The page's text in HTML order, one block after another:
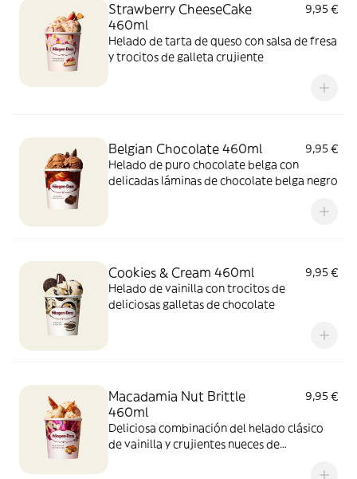
Strawberry CheeseCake
460ml
9,95 €
Helado de tarta de queso con salsa de fresa
y trocitos de galleta crujiente
Belgian Chocolate 460ml
9,95 €
Helado de puro chocolate belga con
delicadas láminas de chocolate belga negro
Cookies & Cream 460ml
9,95 €
Helado de vainilla con trocitos de
deliciosas galletas de chocolate
Macadamia Nut Brittle
460ml
9,95 €
Deliciosa combinación del helado clásico
de vainilla y crujientes nueces de